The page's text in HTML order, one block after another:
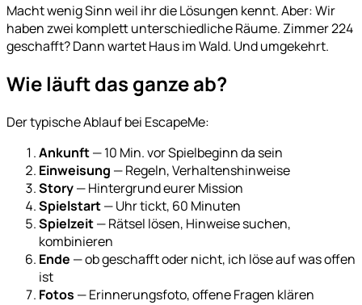
Macht wenig Sinn weil ihr die Lösungen kennt. Aber: Wir
haben zwei komplett unterschiedliche Räume. Zimmer 224
geschafft? Dann wartet Haus im Wald. Und umgekehrt.
Wie läuft das ganze ab?
Der typische Ablauf bei EscapeMe:
Ankunft— 10 Min. vor Spielbeginn da sein
Einweisung — Regeln, Verhaltenshinweise
Story— Hintergrund eurer Mission
Spielstart— Uhr tickt, 60 Minuten
Spielzeit— Rätsel lösen, Hinweise suchen,
kombinieren
Ende — ob geschafft oder nicht, ich löse auf was offen
ist
Fotos — Erinnerungsfoto, offene Fragen klären